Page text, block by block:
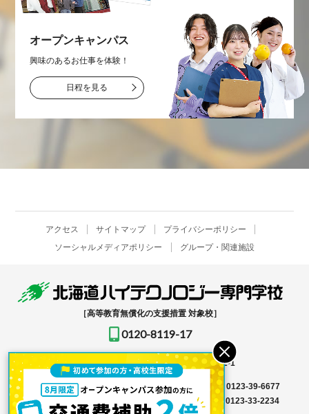
オープンキャンパス
興味のあるお仕事を体験！
日程を見る
アクセス サイトマップ
プライバシーポリシー
ソーシャルメディアポリシー
グループ・関連施設
［高等教育無償化の支援措置 対象校］
0120-8119-17
〒061-1396北海道恵庭市恵み野北2-12-1
入学事務局はこちら → TEL0123-39-6666
FAX 0123-39-6677
その他はこちら →
0123-36-8119FAX 0123-33-2234